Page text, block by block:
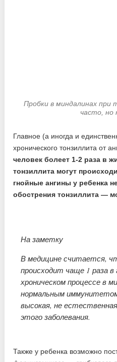
Пробки в миндалинах при
часто, но
Главное (а иногда и
хронического тонзиллита от
человек болеет 1-2 раза в
тонзиллита могут
гнойные ангины у ребенка
обострения тонзиллита —
На заметку
В медицине считается,
происходит чаще 1 раза в
хроническом процессе в
нормальным
высокая, не
этого заболевания.
Также у ребенка возможно